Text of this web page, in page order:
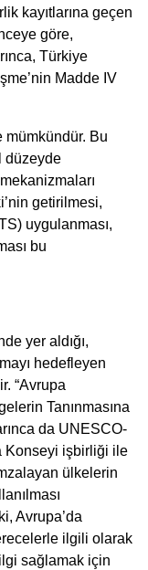
kayıtlarına geçen
göre,
Türkiye
Madde IV
mümkündür. Bu
düzeyde
getirilmesi,
uygulanması,
bu
yer aldığı,
hedefleyen
“Avrupa
Tanınmasına
da UNESCO-
Konseyi işbirliği ile
ülkelerin
Avrupa’da
ilgili olarak
sağlamak için